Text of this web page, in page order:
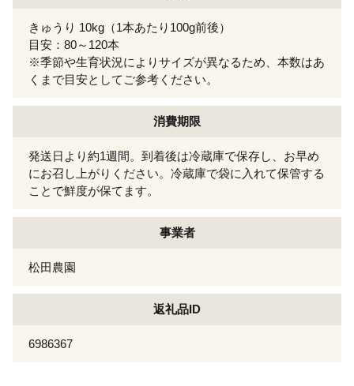
きゅうり 10kg（1本あたり100g前後）
目安：80～120本
※季節や生育状況によりサイズが異なるため、本数はあ
くまで目安としてご参考ください。
消費期限
発送日より約1週間。到着後は冷蔵庫で保存し、お早め
にお召し上がりください。冷蔵庫で袋に入れて保管する
ことで鮮度が保てます。
事業者
松田農園
返礼品ID
6986367